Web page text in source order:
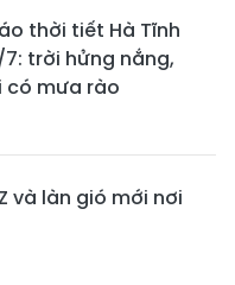
thời tiết Hà Tĩnh
trời hửng nắng,
có mưa rào
và làn gió mới nơi